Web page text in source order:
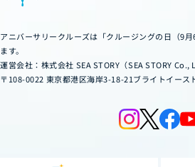
アニバーサリークルーズは「クルージングの日（9
ます。
運営会社：株式会社 SEA STORY（SEA STORY Co.,
〒108-0022 東京都港区海岸3-18-21ブライトイース